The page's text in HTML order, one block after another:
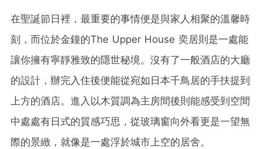
在聖誕節日裡，最重要的事情便是與家人相聚的溫馨時
刻，而位於金鐘的The Upper House 奕居則是一處能
讓你擁有寧靜雅致的隱世秘境。沒有了一般酒店的大廳
的設計，辦完入住後便能從宛如日本千鳥居的手扶提到
上方的酒店。進入以木質調為主房間後則能感受到空間
中處處有日式的質感巧思，從玻璃窗向外看更是一望無
際的景緻，就像是一處浮於城市上空的居舍。